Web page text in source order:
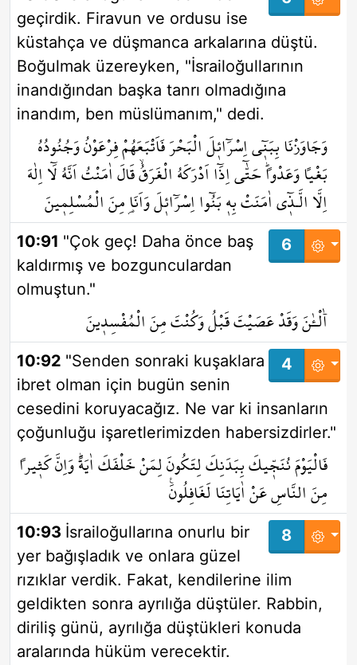
geçirdik. Firavun ve ordusu ise
küstahça ve düşmanca arkalarına düştü.
Boğulmak üzereyken, "İsrailoğullarının
inandığından başka tanrı olmadığına
inandım, ben müslümanım," dedi.
وَجَاوَزْنَا بِبَن۪ٓي اِسْرَٓائ۪لَ الْبَحْرَ فَاَتْبَعَهُمْ فِرْعَوْنُ وَجُنُودُهُ
بَغْياً وَعَدْواًۜ حَتّٰٓى اِذَٓا اَدْرَكَهُ الْغَرَقُۙ قَالَ اٰمَنْتُ اَنَّهُ لَٓا اِلٰهَ
اِلَّا الَّـذ۪ٓي اٰمَنَتْ بِه۪ بَنُٓوا اِسْرَٓائ۪لَ وَاَنَا۬ مِنَ الْمُسْلِم۪ينَ
6
10:91 "Çok geç! Daha önce baş
kaldırmış ve bozgunculardan
olmuştun."
آٰلْـٰٔنَ وَقَدْ عَصَيْتَ قَبْلُ وَكُنْتَ مِنَ الْمُفْسِد۪ينَ
4
10:92 "Senden sonraki kuşaklara
ibret olman için bugün senin
cesedini koruyacağız. Ne var ki insanların
çoğunluğu işaretlerimizden habersizdirler."
فَالْيَوْمَ نُنَجّ۪يكَ بِبَدَنِكَ لِتَكُونَ لِمَنْ خَلْفَكَ اٰيَةًۜ وَاِنَّ كَث۪يراً
مِنَ النَّاسِ عَنْ اٰيَاتِنَا لَغَافِلُونَ۟
8
10:93 İsrailoğullarına onurlu bir
yer bağışladık ve onlara güzel
rızıklar verdik. Fakat, kendilerine ilim
geldikten sonra ayrılığa düştüler. Rabbin,
diriliş günü, ayrılığa düştükleri konuda
aralarında hüküm verecektir.